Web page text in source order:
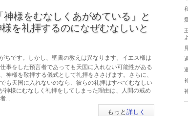
様をむなしくあがめている」と
を礼拝するのになぜむなしいと
ちです。しかし、聖書の教えは異なります。イエス様は
事をした預言者であっても天国に入れない可能性がある
神様を敬拝する儀式として礼拝をささげます。さらに、
も天国に入れないのなら、彼らの礼拝はすべてむなしい
神様にむなしく礼拝をしてしまった理由は、人間の戒め
...
もっと 詳しく